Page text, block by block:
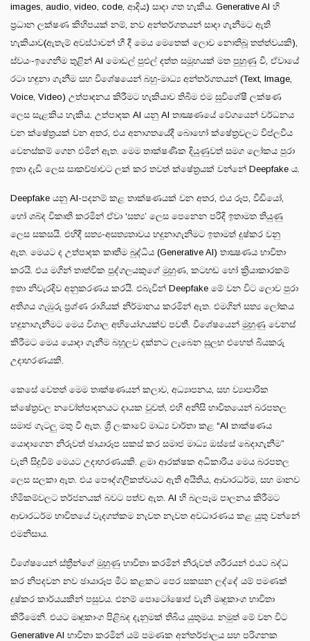
images, audio, video, code, ආදිය) සාදා ගත හැකිය. Generative AI හි
ප්‍රධාන ලක්ෂණ කිහිපයක් නම්, නව අන්තර්ගතයන් සාදා ගැනීමට ඇති
හැකියාව(ඇතැම් අවස්ථාවන් හී දී මෙය මෙතෙක් ලොව නොතිබූ තත්ත්වයකි),
ස්වයං-ඉගෙනීම තුළින් AI මොඩල් පුළුල් දත්ත සමූහයක් මත පුහුණු වී, ඒවායේ
රටා හඳුනා ගැනීම සහ විශේෂයෙන් බහු-මාධ්‍ය අන්තර්ගතයන් (Text, Image,
Voice, Video) උත්පාදනය කිරීමට හැකියාව තිබීම එම සුවිශේෂී ලක්ෂණ
ලෙස සැළකිය හැකිය. උත්පාදක AI යනු AI තාක්‍ෂණයේ වේගයෙන් වර්ධනය
වන ක්ෂේත්‍රයක් වන අතර, එය අනාගතයේදී බොහෝ ක්ෂේත්‍රවලට විප්ලවීය
වෙනස්කම් ගෙන එමින් ඇත. මෙම තාක්ෂණික දියුණුවත් සමග ලෝකය පුරා
ඉතා දැඩි ලෙස සාකච්ඡාවට ලක් කර තවත් ක්ෂේත්‍රයක් වන්නේ Deepfake ය.
Deepfake යනු AI-පදනම් කළ තාක්ෂණයක් වන අතර, එය රූප, වීඩියෝ,
හෝ ශබ්ද විකෘති කරමින් ඒවා ‘සත්‍ය’ ලෙස පෙනෙන පරිදි ඉතාමත තියුණු
ලෙස සකසයි. එහිදී සත්‍ය-අසත්‍යතාවය හදුනාගැනිමට ඉතාමත් දුෂ්කර වනු
ඇත. මෙයට ද උත්පාදක කෘතීම බුද්ධිය (Generative AI) තාක්‍ෂණය භාවිතා
කරයි. එය මගින් තාත්වික පුද්ගලයකුගේ මුහුණ, කටහඬ හෝ ක්‍රියාකාරකම්
ඉතා නිවැරදිව අනුකරණය කරයි. එබැවින් Deepfake මේ වන විට ලොව පුරා
අතිශය ගැඹුරු ප්‍රශ්ණ රාශියක් නිර්මානය කරමින් ඇත. එමගින් සත්‍ය ලෝකය
හදුනාගැනීමට මෙය විශාල අභියෝගයක්ව පවතී. විශේෂයෙන් මුහුණු වෙනස්
කිරීමට මෙය යොදා ගැනීම බහුලව දක්නට ලැබෙන සුලභ එහෙත් බියකරු
උදාහරණයකි.
කෙසේ වෙතත් මෙම තාක්ෂණයන් කලාව, අධ්‍යාපනය, සහ ව්‍යාපාරික
ක්ෂේත්‍රවල නවෝත්පාදනයට දායක වුවත්, එහි අනිසි භාවිතයෙන් බරපතල
සමාජ ගැටලු මතු වී ඇත. ශ්‍රී ලංකාවේ මාධ්‍ය වාර්තා කළ “AI තාක්ෂණය
යොදාගෙන නිරුවත් ඡායාරූප සකස් කර සමාජ මාධ්‍ය ඔස්සේ බෙදාගැනීම”
වැනි සිදුවීම් මෙයට උදාහරණයකි. ළමා ආරක්ෂක අධිකාරිය මෙය බරපතල
ලෙස සලකා ඇත. එය පෞද්ගලිකත්වයට ඇති අයිතිය, ආචාරධර්ම, සහ මානව
හිමිකම්වලට තර්ජනයක් බවට පත්ව ඇත. AI හි බලපෑම පාලනය කිරීමට
ආචාරධර්ම භාවිතයේ වැදගත්කම නැවත නැවත අවධාරණය කළ යුතු වන්නේ
එමනිසාය.
විශේෂයෙන් ස්ත්‍රීන්ගේ මුහුණු භාවිතා කරමින් නිරුවත් ශරීරයන් එයට බද්ධ
කර නිපදවන නව ඡායාරූප මීට කළකට පෙර සකසන ලද්දේ යම් පමණක්
දුෂ්කර කාර්යයකින් පසුවය. එනම් පොටෝෂොප් වැනි මෘදුකාංග භාවිතා
කිරීමෙනි. එයට මෘදුකාංග පිළිබද දැනුමක් තිබිය යුතුමය. නමුත් මේ වන විට
Generative AI භාවිතා කරමින් යම් පමණක අන්තර්ජාලය සහ පරිගනක